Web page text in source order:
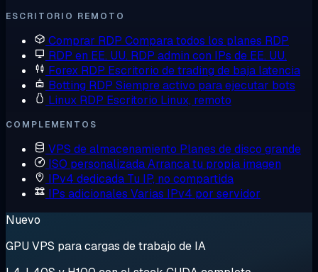
ESCRITORIO REMOTO
Comprar RDP Compara todos los planes RDP
RDP en EE. UU. RDP admin con IPs de EE. UU.
Forex RDP Escritorio de trading de baja latencia
Botting RDP Siempre activo para ejecutar bots
Linux RDP Escritorio Linux, remoto
COMPLEMENTOS
VPS de almacenamiento Planes de disco grande
ISO personalizadaArranca tu propia imagen
IPv4 dedicada Tu IP, no compartida
IPs adicionales Varias IPv4 por servidor
Nuevo
GPU VPS para cargas de trabajo de IA